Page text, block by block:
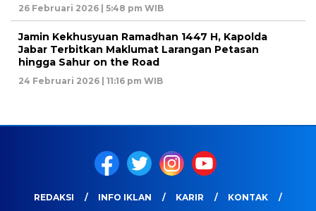
26 Februari 2026 | 5:48 pm WIB
Jamin Kekhusyuan Ramadhan 1447 H, Kapolda
Jabar Terbitkan Maklumat Larangan Petasan
hingga Sahur on the Road
24 Februari 2026 | 11:16 pm WIB
REDAKSI INFO IKLAN KARIR
KONTAK